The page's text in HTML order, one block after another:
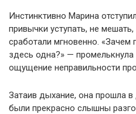
Инстинктивно Марина
привычки уступать, не
сработали мгновенно. «Зачем
здесь одна?» —
ощущение неправильности
Затаив дыхание, она прошла
были прекрасно слышны